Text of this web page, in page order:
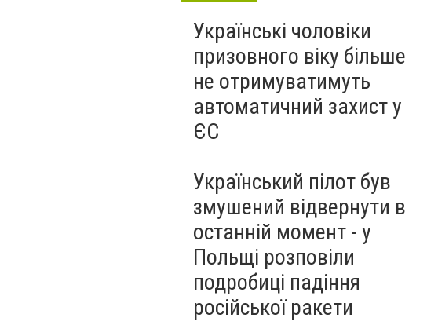
Українські чоловіки
призовного віку більше
не отримуватимуть
автоматичний захист у
ЄС
Український пілот був
змушений відвернути в
останній момент - у
Польщі розповіли
подробиці падіння
російської ракети